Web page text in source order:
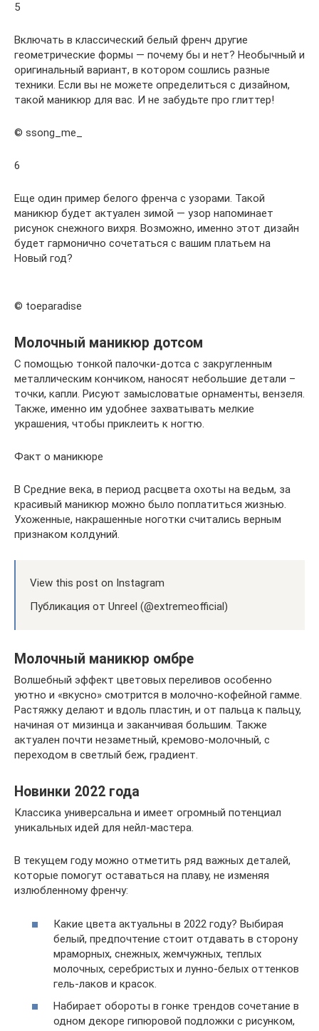
5
Включать в классический белый френч другие
геометрические формы — почему бы и нет? Необычный и
оригинальный вариант, в котором сошлись разные
техники. Если вы не можете определиться с дизайном,
такой маникюр для вас. И не забудьте про глиттер!
© ssong_me_
6
Еще один пример белого френча с узорами. Такой
маникюр будет актуален зимой — узор напоминает
рисунок снежного вихря. Возможно, именно этот дизайн
будет гармонично сочетаться с вашим платьем на
Новый год?
© toeparadise
Молочный маникюр дотсом
С помощью тонкой палочки-дотса с закругленным
металлическим кончиком, наносят небольшие детали –
точки, капли. Рисуют замысловатые орнаменты, вензеля.
Также, именно им удобнее захватывать мелкие
украшения, чтобы приклеить к ногтю.
Факт о маникюре
В Средние века, в период расцвета охоты на ведьм, за
красивый маникюр можно было поплатиться жизнью.
Ухоженные, накрашенные ноготки считались верным
признаком колдуний.
View this post on Instagram
Публикация от Unreel (@extremeofficial)
Молочный маникюр омбре
Волшебный эффект цветовых переливов особенно
уютно и «вкусно» смотрится в молочно-кофейной гамме.
Растяжку делают и вдоль пластин, и от пальца к пальцу,
начиная от мизинца и заканчивая большим. Также
актуален почти незаметный, кремово-молочный, с
переходом в светлый беж, градиент.
Новинки 2022 года
Классика универсальна и имеет огромный потенциал
уникальных идей для нейл-мастера.
В текущем году можно отметить ряд важных деталей,
которые помогут оставаться на плаву, не изменяя
излюбленному френчу:
Какие цвета актуальны в 2022 году? Выбирая
белый, предпочтение стоит отдавать в сторону
мраморных, снежных, жемчужных, теплых
молочных, серебристых и лунно-белых оттенков
гель-лаков и красок.
Набирает обороты в гонке трендов сочетание в
одном декоре гипюровой подложки с рисунком,